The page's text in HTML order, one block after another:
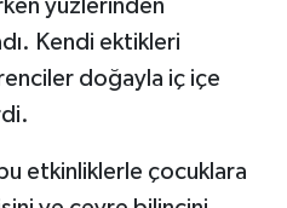
yüzlerinden
Kendi ektikleri
doğayla iç içe
etkinliklerle çocuklara